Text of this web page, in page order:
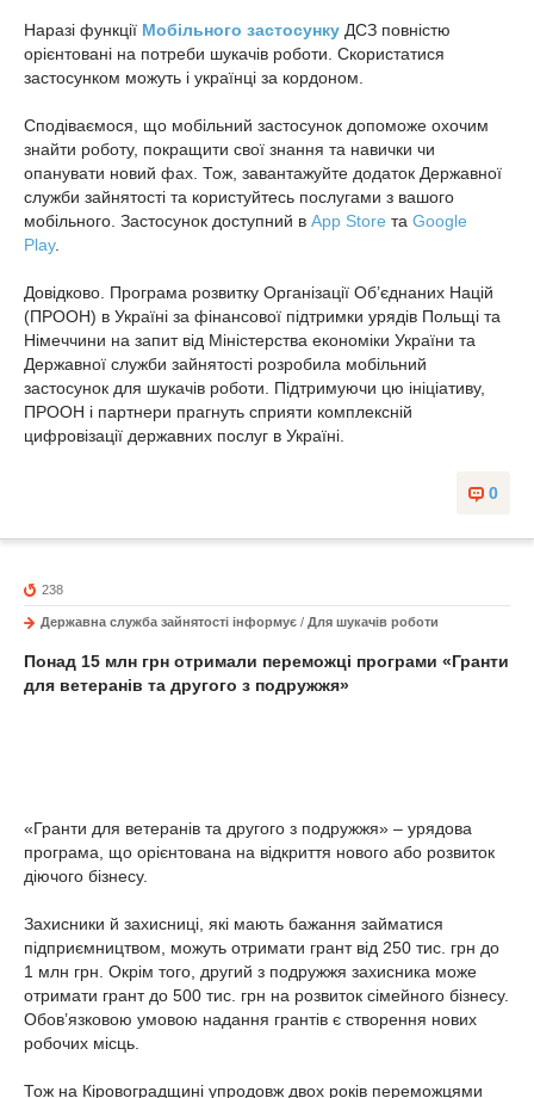
Наразі функції Мобільного застосунку ДСЗ повністю
орієнтовані на потреби шукачів роботи. Скористатися
застосунком можуть і українці за кордоном.
Сподіваємося, що мобільний застосунок допоможе охочим
знайти роботу, покращити свої знання та навички чи
опанувати новий фах. Тож, завантажуйте додаток Державної
служби зайнятості та користуйтесь послугами з вашого
мобільного. Застосунок доступний в App Store та Google
Play.
Довідково. Програма розвитку Організації Об’єднаних Націй
(ПРООН) в Україні за фінансової підтримки урядів Польщі та
Німеччини на запит від Міністерства економіки України та
Державної служби зайнятості розробила мобільний
застосунок для шукачів роботи. Підтримуючи цю ініціативу,
ПРООН і партнери прагнуть сприяти комплексній
цифровізації державних послуг в Україні.
0
238
Державна служба зайнятості інформує / Для шукачів роботи
Понад 15 млн грн отримали переможці програми «Гранти
для ветеранів та другого з подружжя»
«Гранти для ветеранів та другого з подружжя» – урядова
програма, що орієнтована на відкриття нового або розвиток
діючого бізнесу.
Захисники й захисниці, які мають бажання займатися
підприємництвом, можуть отримати грант від 250 тис. грн до
1 млн грн. Окрім того, другий з подружжя захисника може
отримати грант до 500 тис. грн на розвиток сімейного бізнесу.
Обов’язковою умовою надання грантів є створення нових
робочих місць.
Тож на Кіровоградщині упродовж двох років переможцями